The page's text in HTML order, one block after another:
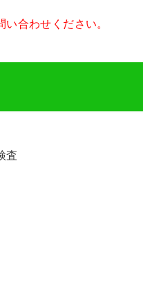
合わせください。
査